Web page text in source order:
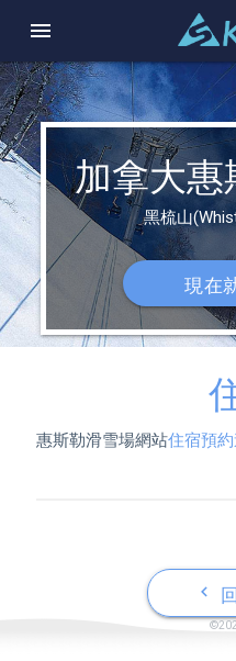
menu
加拿大
黑梳山
現在
惠斯勒滑雪場網站住宿預
keyboard_arrow_left